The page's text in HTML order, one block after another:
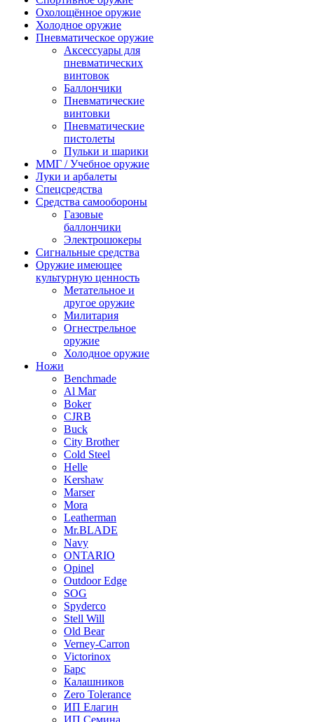
Охолощённое оружие
Холодное оружие
Пневматическое оружие
Аксессуары для
пневматических
винтовок
Баллончики
Пневматические
винтовки
Пневматические
пистолеты
Пульки и шарики
ММГ / Учебное оружие
Луки и арбалеты
Спецсредства
Средства самообороны
Газовые
баллончики
Электрошокеры
Сигнальные средства
Оружие имеющее
культурную ценность
Метательное и
другое оружие
Милитария
Огнестрельное
оружие
Холодное оружие
Ножи
Benchmade
Al Mar
Boker
CJRB
Buck
City Brother
Cold Steel
Helle
Kershaw
Marser
Mora
Leatherman
Mr.BLADE
Navy
ONTARIO
Opinel
Outdoor Edge
SOG
Spyderco
Stell Will
Old Bear
Verney-Carron
Victorinox
Барс
Калашников
Zero Tolerance
ИП Елагин
ИП Семина